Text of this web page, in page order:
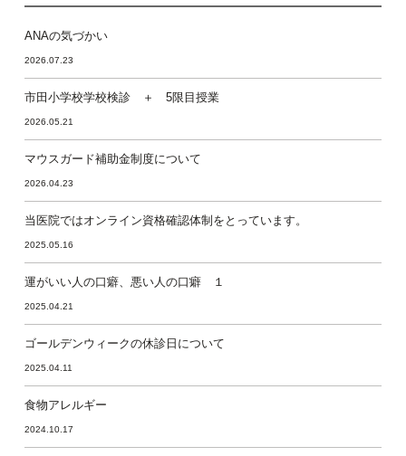
ANAの気づかい
2026.07.23
市田小学校学校検診 ＋ 5限目授業
2026.05.21
マウスガード補助金制度について
2026.04.23
当医院ではオンライン資格確認体制をとっています。
2025.05.16
運がいい人の口癖、悪い人の口癖 １
2025.04.21
ゴールデンウィークの休診日について
2025.04.11
食物アレルギー
2024.10.17